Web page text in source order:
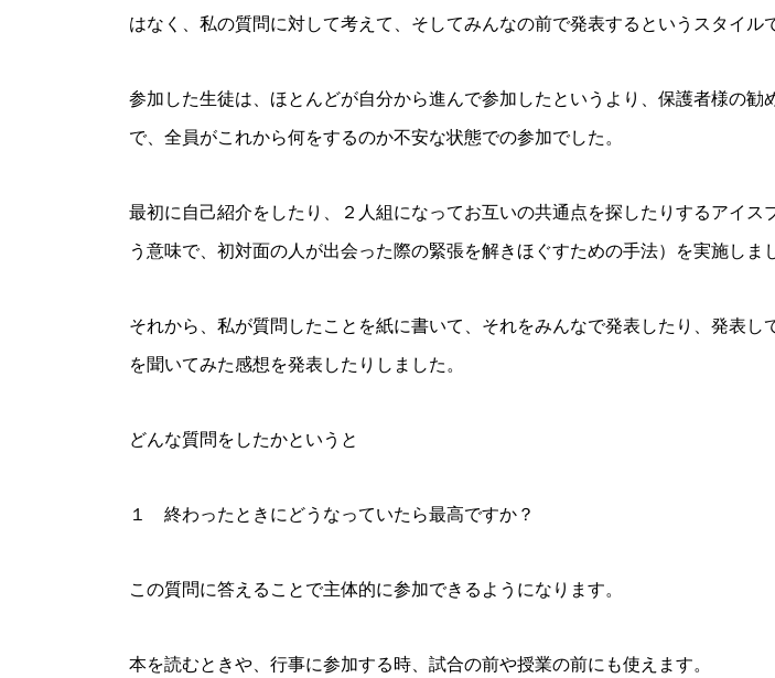
はなく、私の質問に対して考えて、そしてみんなの前で発表するというスタイル
参加した生徒は、ほとんどが自分から進んで参加したというより、保護者様の勧
で、全員がこれから何をするのか不安な状態での参加でした。
最初に自己紹介をしたり、２人組になってお互いの共通点を探したりするアイス
う意味で、初対面の人が出会った際の緊張を解きほぐすための手法）を実施しま
それから、私が質問したことを紙に書いて、それをみんなで発表したり、発表し
を聞いてみた感想を発表したりしました。
どんな質問をしたかというと
１ 終わったときにどうなっていたら最高ですか？
この質問に答えることで主体的に参加できるようになります。
本を読むときや、行事に参加する時、試合の前や授業の前にも使えます。